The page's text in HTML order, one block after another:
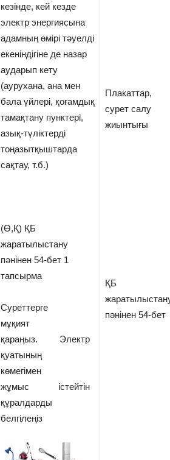
кезінде, кей кезде
электр энергиясына
адамның өмірі тәуелді
екеніндігіне де назар
аударып кету
(аурухана, ана мен
бала үйлері, қоғамдық
тамақтану пунктері,
азық-түліктерді
тоңазытқыштарда
сақтау, т.б.)
(Ө,Қ) ҚБ
жаратылыстану
пәнінен 54-бет 1
тапсырма
Суреттерге
мұқият
қараңыз. Электр
қуатының
көмегімен
жұмыс істейтін
құралдарды
белгілеңіз
Плакаттар,
сурет салу
жиынтығы
ҚБ
пәнінен 54-бет